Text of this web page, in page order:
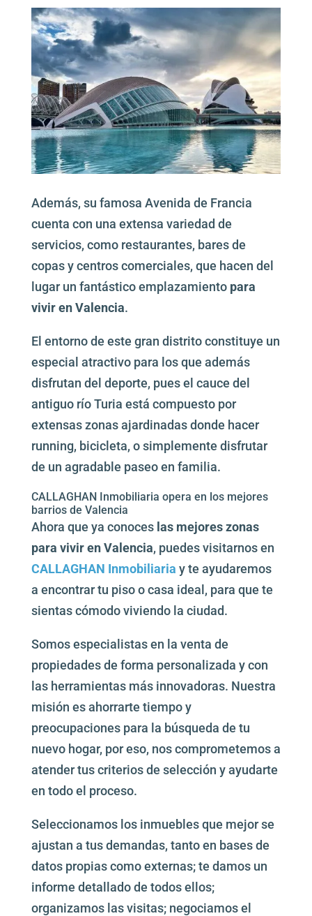
Además, su famosa Avenida de Francia
cuenta con una extensa variedad de
servicios, como restaurantes, bares de
copas y centros comerciales, que hacen del
lugar un fantástico emplazamiento para
vivir en Valencia.
El entorno de este gran distrito constituye un
especial atractivo para los que además
disfrutan del deporte, pues el cauce del
antiguo río Turia está compuesto por
extensas zonas ajardinadas donde hacer
running, bicicleta, o simplemente disfrutar
de un agradable paseo en familia.
CALLAGHAN Inmobiliaria opera en los mejores
barrios de Valencia
Ahora que ya conoces las mejores zonas
para vivir en Valencia, puedes visitarnos en
CALLAGHAN Inmobiliaria y te ayudaremos
a encontrar tu piso o casa ideal, para que te
sientas cómodo viviendo la ciudad.
Somos especialistas en la venta de
propiedades de forma personalizada y con
las herramientas más innovadoras. Nuestra
misión es ahorrarte tiempo y
preocupaciones para la búsqueda de tu
nuevo hogar, por eso, nos comprometemos a
atender tus criterios de selección y ayudarte
en todo el proceso.
Seleccionamos los inmuebles que mejor se
ajustan a tus demandas, tanto en bases de
datos propias como externas; te damos un
informe detallado de todos ellos;
organizamos las visitas; negociamos el